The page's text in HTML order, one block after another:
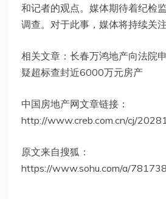
和记者的观点。媒体期待着纪检
调查。对于此事，媒体将持续关
相关文章：长春万鸿地产向法院
疑超标查封近6000万元房产
中国房地产网文章链接：
http://www.creb.com.cn/cj/
原文来自搜狐：
https://www.sohu.com/a/